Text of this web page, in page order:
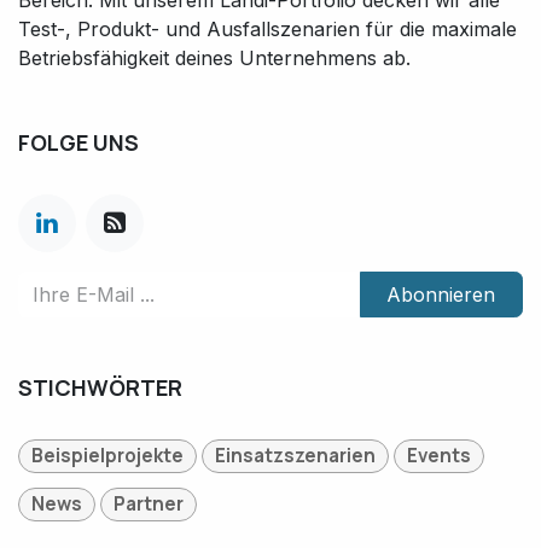
Test-, Produkt- und Ausfallszenarien für die maximale
Betriebsfähigkeit deines Unternehmens ab.
FOLGE UNS
Abonnieren
STICHWÖRTER
Beispielprojekte Einsatzszenarien
Events
News
Partner